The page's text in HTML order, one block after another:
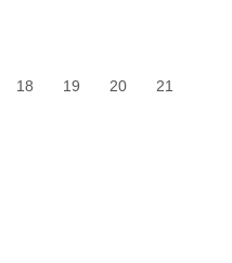
18 19 20 21